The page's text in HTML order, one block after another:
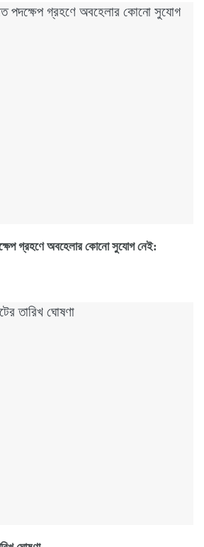
গ্রহণে অবহেলার কোনো সুযোগ নেই: